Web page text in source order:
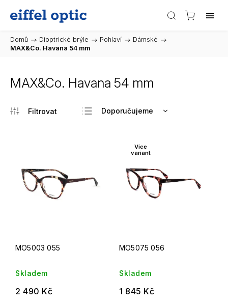
Domů / Dioptrické brýle / Pohlaví / Dámské /
MAX&Co. Havana 54 mm
MAX&Co. Havana 54 mm
Doporučujeme
Nejdražší
Abecedně
MO5003 055
Skladem
2 490 Kč
Více
variant
MO5075 056
Skladem
1 845 Kč